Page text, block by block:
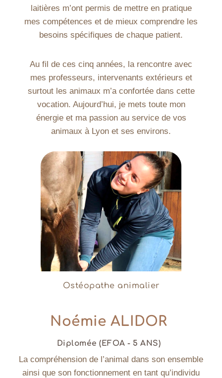
laitières m’ont permis de mettre en pratique
mes compétences et de mieux comprendre les
besoins spécifiques de chaque patient.
Au fil de ces cinq années, la rencontre avec
mes professeurs, intervenants extérieurs et
surtout les animaux m’a confortée dans cette
vocation. Aujourd’hui, je mets toute mon
énergie et ma passion au service de vos
animaux à Lyon et ses environs.
Ostéopathe animalier
Noémie ALIDOR
Diplomée (EFOA - 5 ANS)
La compréhension de l’animal dans son ensemble
ainsi que son fonctionnement en tant qu’individu